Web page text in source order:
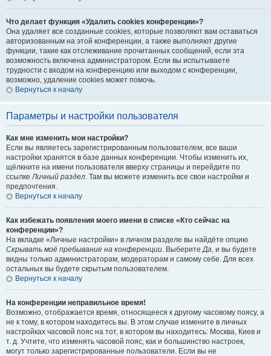
Что делает функция «Удалить cookies конференции»?
Она удаляет все созданные cookies, которые позволяют вам оставаться
авторизованным на этой конференции, а также выполняют другие
функции, такие как отслеживание прочитанных сообщений, если эта
возможность включена администратором. Если вы испытываете
трудности с входом на конференцию или выходом с конференции,
возможно, удаление cookies может помочь.
Вернуться к началу
Параметры и настройки пользователя
Как мне изменить мои настройки?
Если вы являетесь зарегистрированным пользователем, все ваши
настройки хранятся в базе данных конференции. Чтобы изменить их,
щёлкните на имени пользователя вверху страницы и перейдите по
ссылкеЛичный раздел. Там вы можете изменить все свои настройки и
предпочтения.
Вернуться к началу
Как избежать появления моего имени в списке «Кто сейчас на
конференции»?
На вкладке «Личные настройки» в личном разделе вы найдёте опцию
Скрывать моё пребывание на конференции. ВыберитеДа, и вы будете
видны только администраторам, модераторам и самому себе. Для всех
остальных вы будете скрытым пользователем.
Вернуться к началу
На конференции неправильное время!
Возможно, отображается время, относящееся к другому часовому поясу, а
не к тому, в котором находитесь вы. В этом случае измените в личных
настройках часовой пояс на тот, в котором вы находитесь: Москва, Киев и
т. д. Учтите, что изменять часовой пояс, как и большинство настроек,
могут только зарегистрированные пользователи. Если вы не